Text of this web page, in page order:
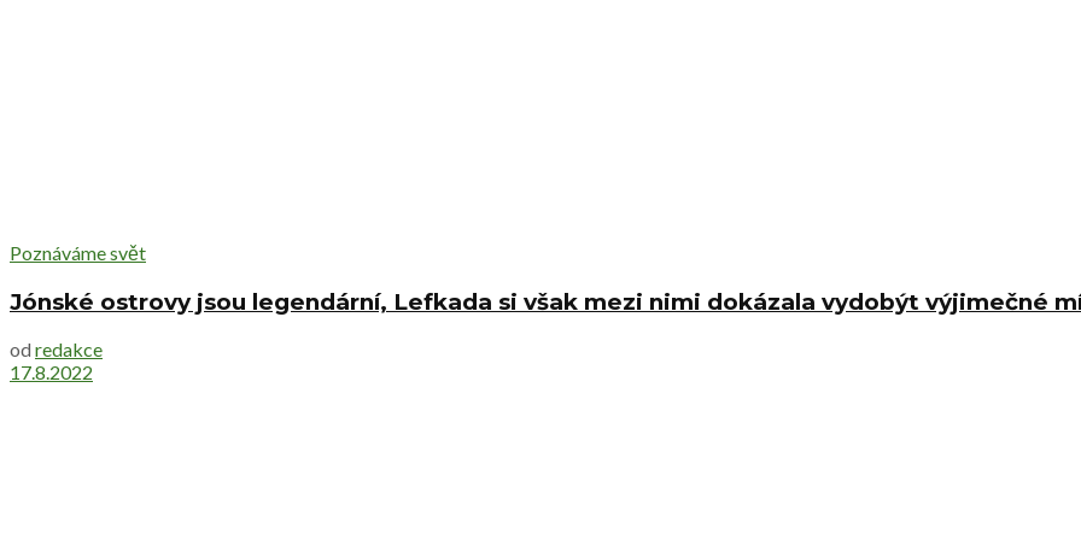
Poznáváme svět
Jónské ostrovy jsou legendární, Lefkada si však mezi nimi dokázala vydobýt výjimečné
od redakce
17.8.2022